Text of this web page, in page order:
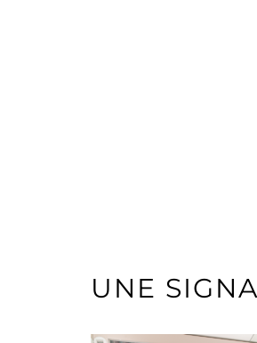
UNE